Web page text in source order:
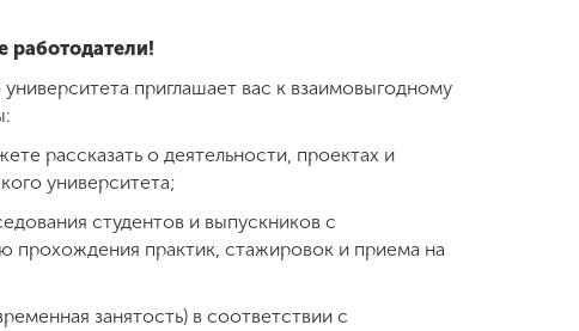
работодатели!
приглашает вас к взаимовыгодному
рассказать о деятельности, проектах и
университета;
студентов и выпускников с
прохождения практик, стажировок и приема на
занятость) в соответствии с